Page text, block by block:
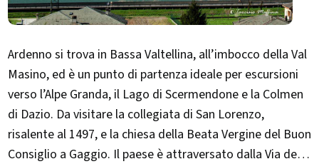
Ardenno si trova in Bassa Valtellina, all’imbocco della Val
Masino, ed è un punto di partenza ideale per escursioni
verso l’Alpe Granda, il Lago di Scermendone e la Colmen
di Dazio. Da visitare la collegiata di San Lorenzo,
risalente al 1497, e la chiesa della Beata Vergine del Buon
Consiglio a Gaggio. Il paese è attraversato dalla Via dei